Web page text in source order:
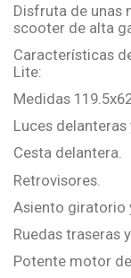
Disfruta de unas
scooter de alta
Características
Lite:
Medidas
Luces delanteras
Cesta delantera.
Retrovisores.
Asiento giratorio
Ruedas traseras
Potente motor